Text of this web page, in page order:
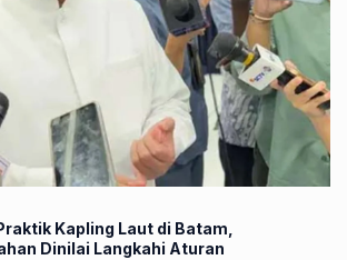
Kapling Laut di Batam,
Dinilai Langkahi Aturan